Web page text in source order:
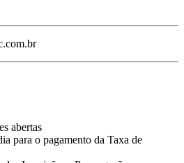
abertas
para o pagamento da Taxa de